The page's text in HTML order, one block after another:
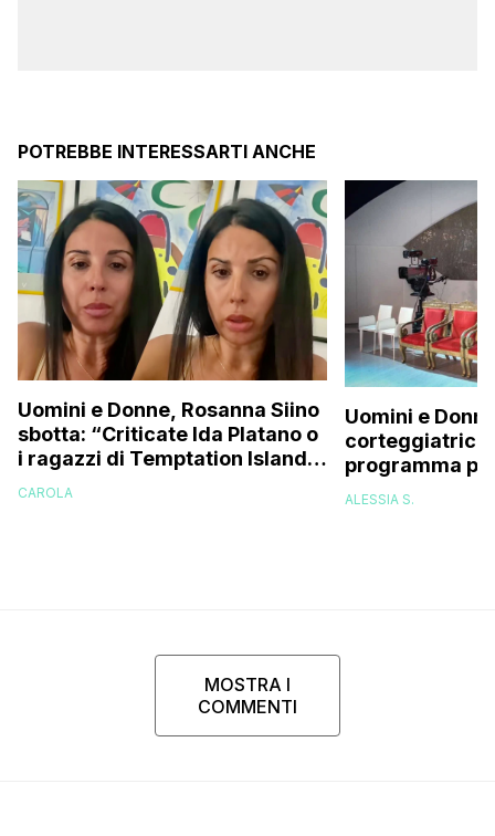
POTREBBE INTERESSARTI ANCHE
Uomini e Donne, Rosanna Siino
sbotta: “Criticate Ida Platano o
i ragazzi di Temptation Island
perché vi rode il cul* che…”
CAROLA
Uomini e
corteggiatrice:
programma
e mi
ALESSIA S.
MOSTRA I
COMMENTI